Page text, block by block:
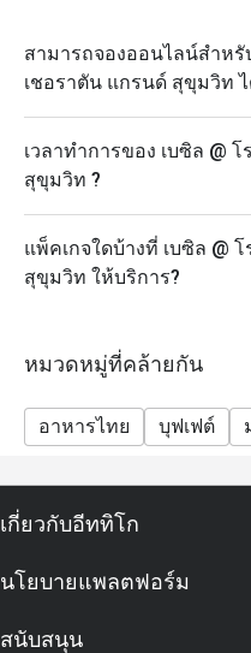
สามารถจองออนไลน์สำหรั
เชอราตัน แกรนด์ สุขุมวิท
เวลาทำการของ เบซิล @
สุขุมวิท ?
แพ็คเกจใดบ้างที่ เบซิล @
สุขุมวิท ให้บริการ?
หมวดหมู่ที่คล้ายกัน
อาหารไทย บุฟเฟต์
เกี่ยวกับอีททิโก
นโยบายแพลตฟอร์ม
สนับสนุน